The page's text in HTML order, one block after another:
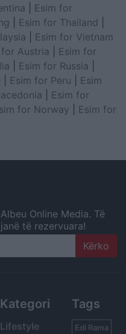
Esim for
Esim for Thailand
Esim for Vietnam
for Austria
Esim for
Esim for Russia
Esim for Peru
Esim
Esim for
for Norway
Esim for
Online Media. Të
të rezervuara!
Kategori
Lifestyle
Tags
Edi Rama